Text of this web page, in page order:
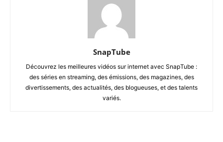
SnapTube
Découvrez les meilleures vidéos sur internet avec SnapTube :
des séries en streaming, des émissions, des magazines, des
divertissements, des actualités, des blogueuses, et des talents
variés.